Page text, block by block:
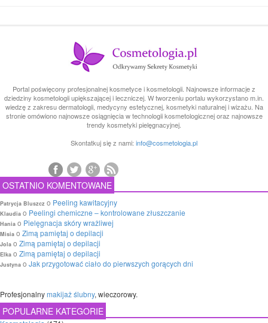
Portal poświęcony profesjonalnej kosmetyce i kosmetologii. Najnowsze informacje z
dziedziny kosmetologii upiększającej i leczniczej. W tworzeniu portalu wykorzystano m.in.
wiedzę z zakresu dermatologii, medycyny estetycznej, kosmetyki naturalnej i wizażu. Na
stronie omówiono najnowsze osiągnięcia w technologii kosmetologicznej oraz najnowsze
trendy kosmetyki pielęgnacyjnej.
Skontatkuj się z nami: info@cosmetologia.pl
OSTATNIO KOMENTOWANE
Patrycja Bluszcz o Peeling kawitacyjny
Klaudia o Peelingi chemiczne – kontrolowane złuszczanie
Hania o Pielęgnacja skóry wrażliwej
Misia o Zimą pamiętaj o depilacji
Jola o Zimą pamiętaj o depilacji
Elka o Zimą pamiętaj o depilacji
Justyna o Jak przygotować ciało do pierwszych gorących dni
Profesjonalnymakijaż ślubny, wieczorowy.
POPULARNE KATEGORIE